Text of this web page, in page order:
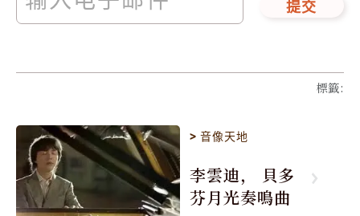
提交
標籤:
>音像天地
李雲迪， 貝多
芬月光奏鳴曲